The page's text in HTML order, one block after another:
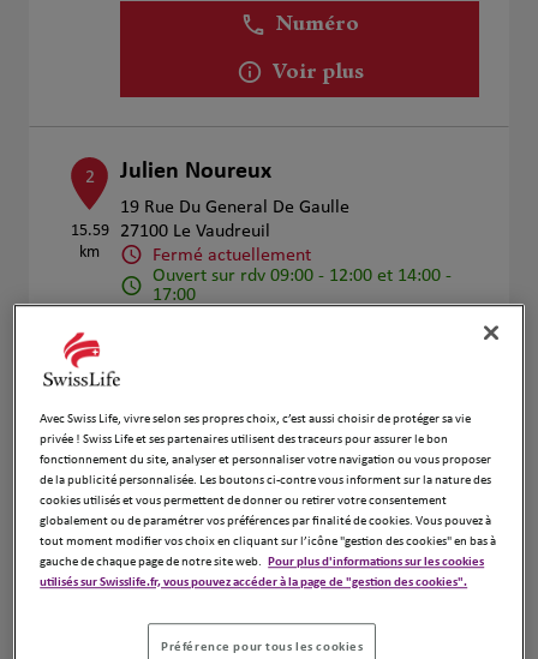
Numéro
Voir plus
2
15.59
km
Julien Noureux
19 Rue Du General De Gaulle
27100 Le Vaudreuil
Fermé actuellement
Ouvert sur rdv 09:00 - 12:00 et 14:00 -
17:00
3
16.72
km
Charlène BARZYCKI et Pénélope
NOUVEL
30 Rue de la République
76140 le Petit Quevilly
Fermé actuellement
Numéro
Avec Swiss Life, vivre selon ses propres choix, c’est aussi choisir de protéger sa vie
privée ! Swiss Life et ses partenaires utilisent des traceurs pour assurer le bon
fonctionnement du site, analyser et personnaliser votre navigation ou vous proposer
de la publicité personnalisée. Les boutons ci-contre vous informent sur la nature des
cookies utilisés et vous permettent de donner ou retirer votre consentement
globalement ou de paramétrer vos préférences par finalité de cookies. Vous pouvez à
tout moment modifier vos choix en cliquant sur l’icône "gestion des cookies" en bas à
gauche de chaque page de notre site web.
Pour plus d'informations sur les cookies
utilisés sur Swisslife.fr, vous pouvez accéder à la page de "gestion des cookies".
Préférence pour tous les cookies